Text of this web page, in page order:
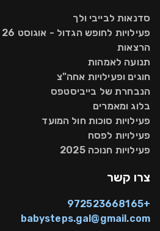
סדנאות לבייבי ולך
פעילויות לחופש הגדול - אוגוסט 26
הרצאות
תנועה לאמהות
חוגים ופעילויות אחה"צ
הנבחרת של בייביסטפס
בלוג ומאמרים
פעילויות סוכות חול המועד
פעילויות לפסח
פעילויות חנוכה 2025
צרו קשר
+972523668165
babysteps.gal@gmail.com